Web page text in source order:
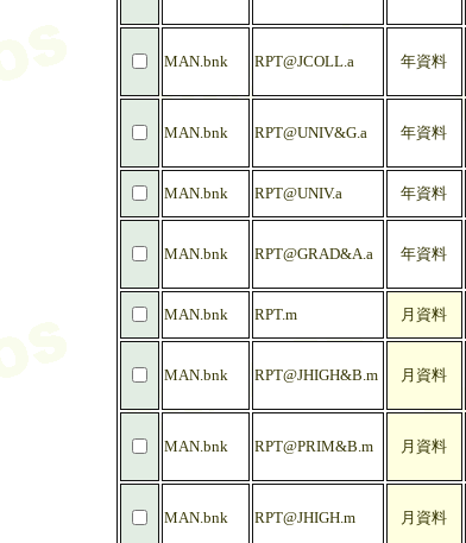
MAN.bnk RPT@JCOLL.a 年資料
MAN.bnk RPT@UNIV&G.a 年資料
MAN.bnk RPT@UNIV.a 年資料
MAN.bnk RPT@GRAD&A.a 年資料
MAN.bnk RPT.m 月資料
MAN.bnk RPT@JHIGH&B.m 月資料
MAN.bnk RPT@PRIM&B.m 月資料
MAN.bnk RPT@JHIGH.m 月資料